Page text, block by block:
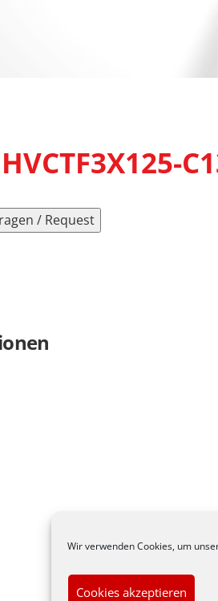
Wir verwenden Cookies, um
Cookies akzeptieren
HVCTF3X125-
/ Request